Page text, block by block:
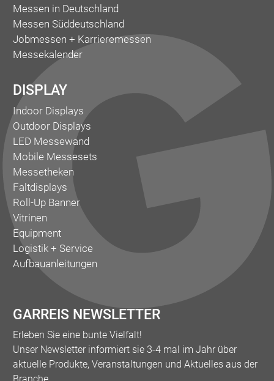
Messen in Deutschland
Messen Süddeutschland
Jobmessen + Karrieremessen
Messekalender
DISPLAY
Indoor Displays
Outdoor Displays
LED Messewand
Mobile Messesets
Messetheken
Faltdisplays
Roll-Up Banner
Vitrinen
Equipment
Logistik + Service
Aufbauanleitungen
GARREIS NEWSLETTER
Erleben Sie eine bunte Vielfalt!
Unser Newsletter informiert sie 3-4 mal im Jahr über
aktuelle Produkte, Veranstaltungen und Aktuelles aus der